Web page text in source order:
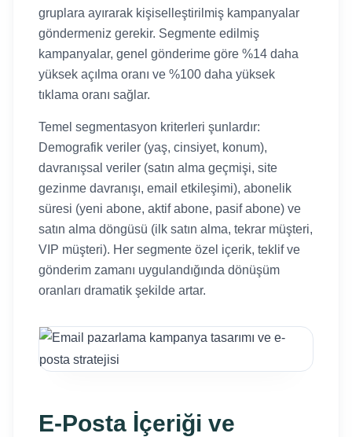
gruplara ayırarak kişiselleştirilmiş kampanyalar
göndermeniz gerekir. Segmente edilmiş
kampanyalar, genel gönderime göre %14 daha
yüksek açılma oranı ve %100 daha yüksek
tıklama oranı sağlar.
Temel segmentasyon kriterleri şunlardır:
Demografik veriler (yaş, cinsiyet, konum),
davranışsal veriler (satın alma geçmişi, site
gezinme davranışı, email etkileşimi), abonelik
süresi (yeni abone, aktif abone, pasif abone) ve
satın alma döngüsü (ilk satın alma, tekrar müşteri,
VIP müşteri). Her segmente özel içerik, teklif ve
gönderim zamanı uygulandığında dönüşüm
oranları dramatik şekilde artar.
E-Posta İçeriği ve